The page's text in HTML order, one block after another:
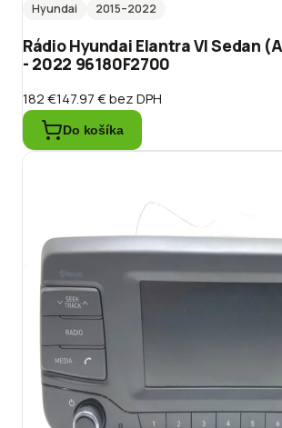
Hyundai
2015–2022
Rádio Hyundai Elantra VI Sedan
- 2022 96180F2700
182 €147.97 €bez DPH
Do košíka